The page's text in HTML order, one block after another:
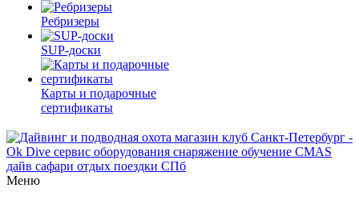
Ребризеры
SUP-доски
Карты и подарочные
сертификаты
Меню